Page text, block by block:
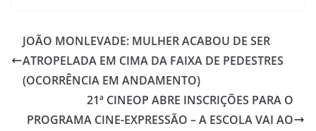
JOÃO MONLEVADE: MULHER ACABOU DE SER
ATROPELADA EM CIMA DA FAIXA DE PEDESTRES
(OCORRÊNCIA EM ANDAMENTO)
21ª CINEOP ABRE INSCRIÇÕES PARA O
PROGRAMA CINE-EXPRESSÃO – A ESCOLA VAI AO